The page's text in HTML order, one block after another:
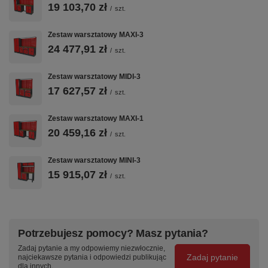
Blat sklejka 40 mm wyłożony blachą nierdzewną AISI304 gr.
1,5 mm
Blat sklejka 40 mm wyłożony matą poliuretanową 1 mm +
kątowniki
Blat sklejka 40 mm pokryta 2 mm warstwą poliuretanu
6. Szafa warsztatowa
Wybierz jedną z dwóch dostępnych szaf warsztatowych:
Szafa M-3-02-01
Szafa M-3-01-00
Każda z tych szaf oferuje dużo miejsca na narzędzia i akcesoria.
N207-01
N207-01-02
N207-01-E
19 103,70 zł / szt.
Zestaw warsztatowy MAXI-3
24 477,91 zł / szt.
Zestaw warsztatowy MIDI-3
17 627,57 zł / szt.
Zestaw warsztatowy MAXI-1
20 459,16 zł / szt.
Zestaw warsztatowy MINI-3
15 915,07 zł / szt.
Potrzebujesz pomocy? Masz pytania?
Zadaj pytanie a my odpowiemy niezwłocznie,
najciekawsze pytania i odpowiedzi publikując
dla innych.
Zadaj pytanie